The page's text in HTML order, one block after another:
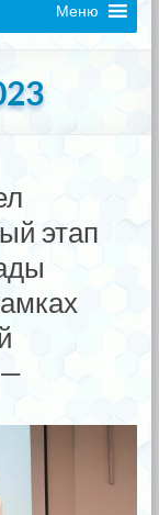
Меню
этап